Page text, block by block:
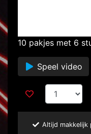
10 pakjes met 6
Speel video
Altijd makkelijk